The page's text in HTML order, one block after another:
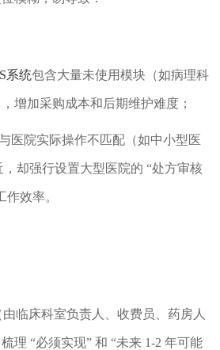
系统包含大量未使用模块（如病理科
增加采购成本和后期维护难度；
医院实际操作不匹配（如中小型医
，却强行设置大型医院的 “处方审核
效率。
临床科室负责人、收费员、药房人
理 “必须实现” 和 “未来 1-2 年可能